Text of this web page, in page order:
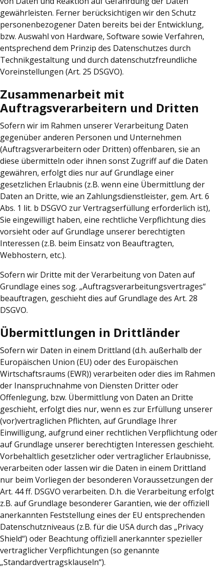
gewährleisten. Ferner berücksichtigen wir den Schutz
personenbezogener Daten bereits bei der Entwicklung,
bzw. Auswahl von Hardware, Software sowie Verfahren,
entsprechend dem Prinzip des Datenschutzes durch
Technikgestaltung und durch datenschutzfreundliche
Voreinstellungen (Art. 25 DSGVO).
Zusammenarbeit mit
Auftragsverarbeitern und Dritten
Sofern wir im Rahmen unserer Verarbeitung Daten
gegenüber anderen Personen und Unternehmen
(Auftragsverarbeitern oder Dritten) offenbaren, sie an
diese übermitteln oder ihnen sonst Zugriff auf die Daten
gewähren, erfolgt dies nur auf Grundlage einer
gesetzlichen Erlaubnis (z.B. wenn eine Übermittlung der
Daten an Dritte, wie an Zahlungsdienstleister, gem. Art. 6
Abs. 1 lit. b DSGVO zur Vertragserfüllung erforderlich ist),
Sie eingewilligt haben, eine rechtliche Verpflichtung dies
vorsieht oder auf Grundlage unserer berechtigten
Interessen (z.B. beim Einsatz von Beauftragten,
Webhostern, etc.).
Sofern wir Dritte mit der Verarbeitung von Daten auf
Grundlage eines sog. „Auftragsverarbeitungsvertrages“
beauftragen, geschieht dies auf Grundlage des Art. 28
DSGVO.
Übermittlungen in Drittländer
Sofern wir Daten in einem Drittland (d.h. außerhalb der
Europäischen Union (EU) oder des Europäischen
Wirtschaftsraums (EWR)) verarbeiten oder dies im Rahmen
der Inanspruchnahme von Diensten Dritter oder
Offenlegung, bzw. Übermittlung von Daten an Dritte
geschieht, erfolgt dies nur, wenn es zur Erfüllung unserer
(vor)vertraglichen Pflichten, auf Grundlage Ihrer
Einwilligung, aufgrund einer rechtlichen Verpflichtung oder
auf Grundlage unserer berechtigten Interessen geschieht.
Vorbehaltlich gesetzlicher oder vertraglicher Erlaubnisse,
verarbeiten oder lassen wir die Daten in einem Drittland
nur beim Vorliegen der besonderen Voraussetzungen der
Art. 44 ff. DSGVO verarbeiten. D.h. die Verarbeitung erfolgt
z.B. auf Grundlage besonderer Garantien, wie der offiziell
anerkannten Feststellung eines der EU entsprechenden
Datenschutzniveaus (z.B. für die USA durch das „Privacy
Shield“) oder Beachtung offiziell anerkannter spezieller
vertraglicher Verpflichtungen (so genannte
„Standardvertragsklauseln“).